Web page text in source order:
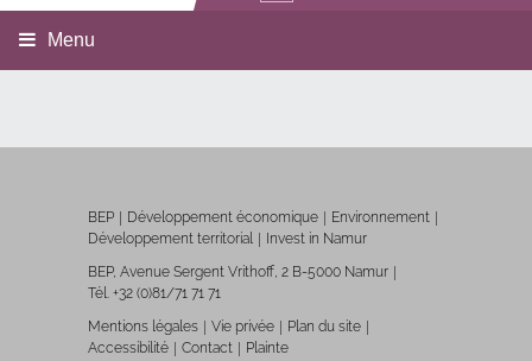
Menu
BEP Développement économique
Environnement
Développement territorial
Invest in Namur
BEP, Avenue Sergent Vrithoff, 2 B-5000 Namur
Tél. +32 (0)81/71 71 71
Mentions légales
Vie privée
Plan du site
Accessibilité
Contact Plainte